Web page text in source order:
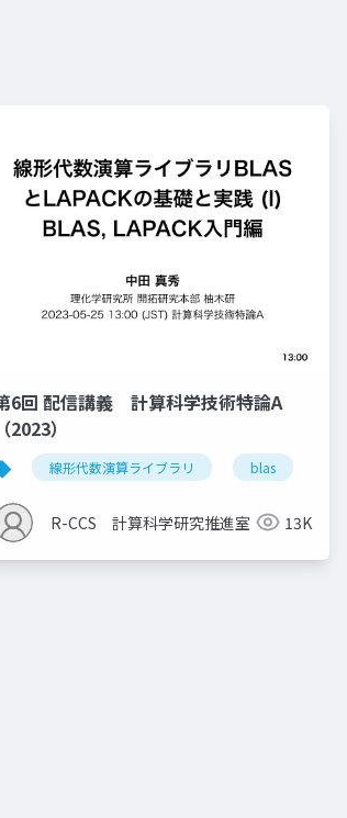
性能計算技術
6回 配信講義 計算科学技術特論A
（2023）
線形代数演算ライブラリ blas
R-CCS 計算科学研究推進室 13K